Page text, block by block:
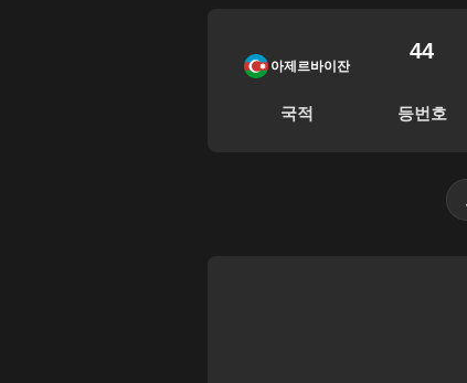
아제르바이잔
국적
44
등번호